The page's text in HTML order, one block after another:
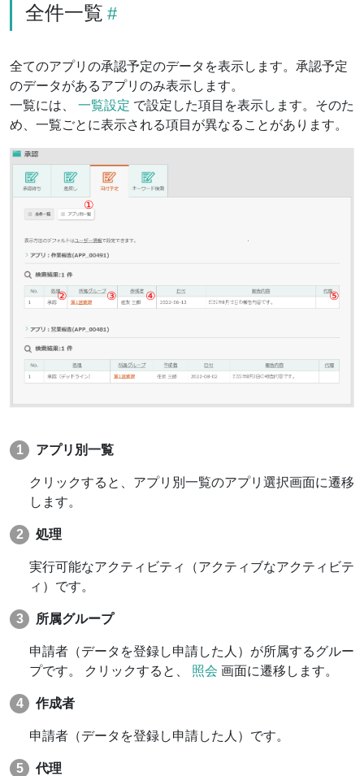
全件一覧
全てのアプリの承認予定のデータを表示します。承認予定
のデータがあるアプリのみ表示します。
一覧には、 一覧設定 で設定した項目を表示します。そのた
め、一覧ごとに表示される項目が異なることがあります。
アプリ別一覧
クリックすると、アプリ別一覧のアプリ選択画面に遷移
します。
処理
実行可能なアクティビティ（アクティブなアクティビテ
ィ）です。
所属グループ
申請者（データを登録し申請した人）が所属するグルー
プです。 クリックすると、 照会 画面に遷移します。
作成者
申請者（データを登録し申請した人）です。
代理